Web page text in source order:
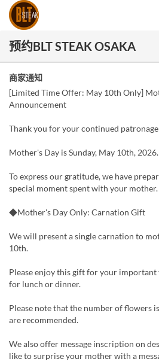
预约BLT STEAK OSAKA
商家通知
[Limited Time Offer: May 10th Only]
Announcement
Thank you for your continued patronage
Mother's Day is Sunday, May 10th, 2026.
To express our gratitude, we have
special moment spent with your mother.
◆Mother's Day Only: Carnation Gift
We will present a single carnation to
10th.
Please enjoy this gift for your
for lunch or dinner.
Please note that the number of flowers
are recommended.
We also offer message inscription on
like to surprise your mother with a